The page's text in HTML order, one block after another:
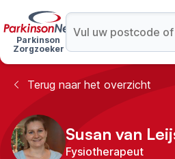
Parkinson
Zorgzoeker
Terug naar het overzicht
Susan van
Fysiotherapeut